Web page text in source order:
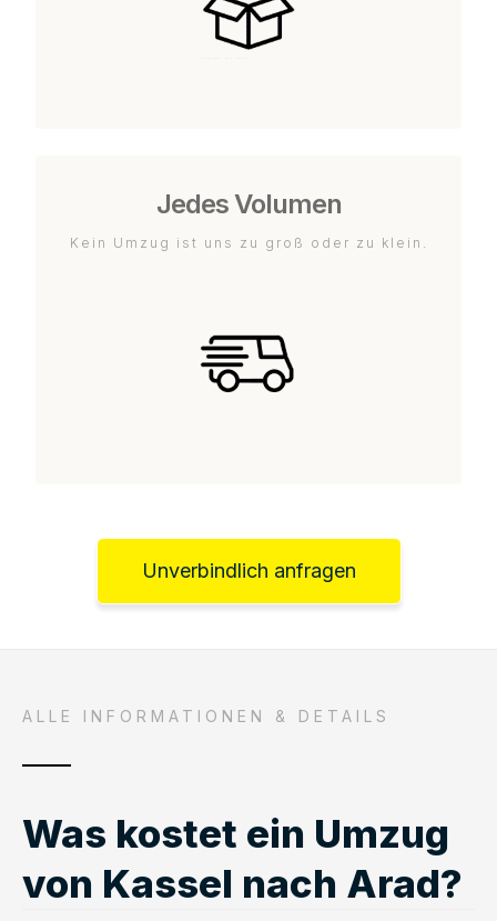
Jedes Volumen
Kein Umzug ist uns zu groß oder zu klein.
Unverbindlich anfragen
ALLE INFORMATIONEN & DETAILS
Was kostet ein Umzug
von Kassel nach Arad?